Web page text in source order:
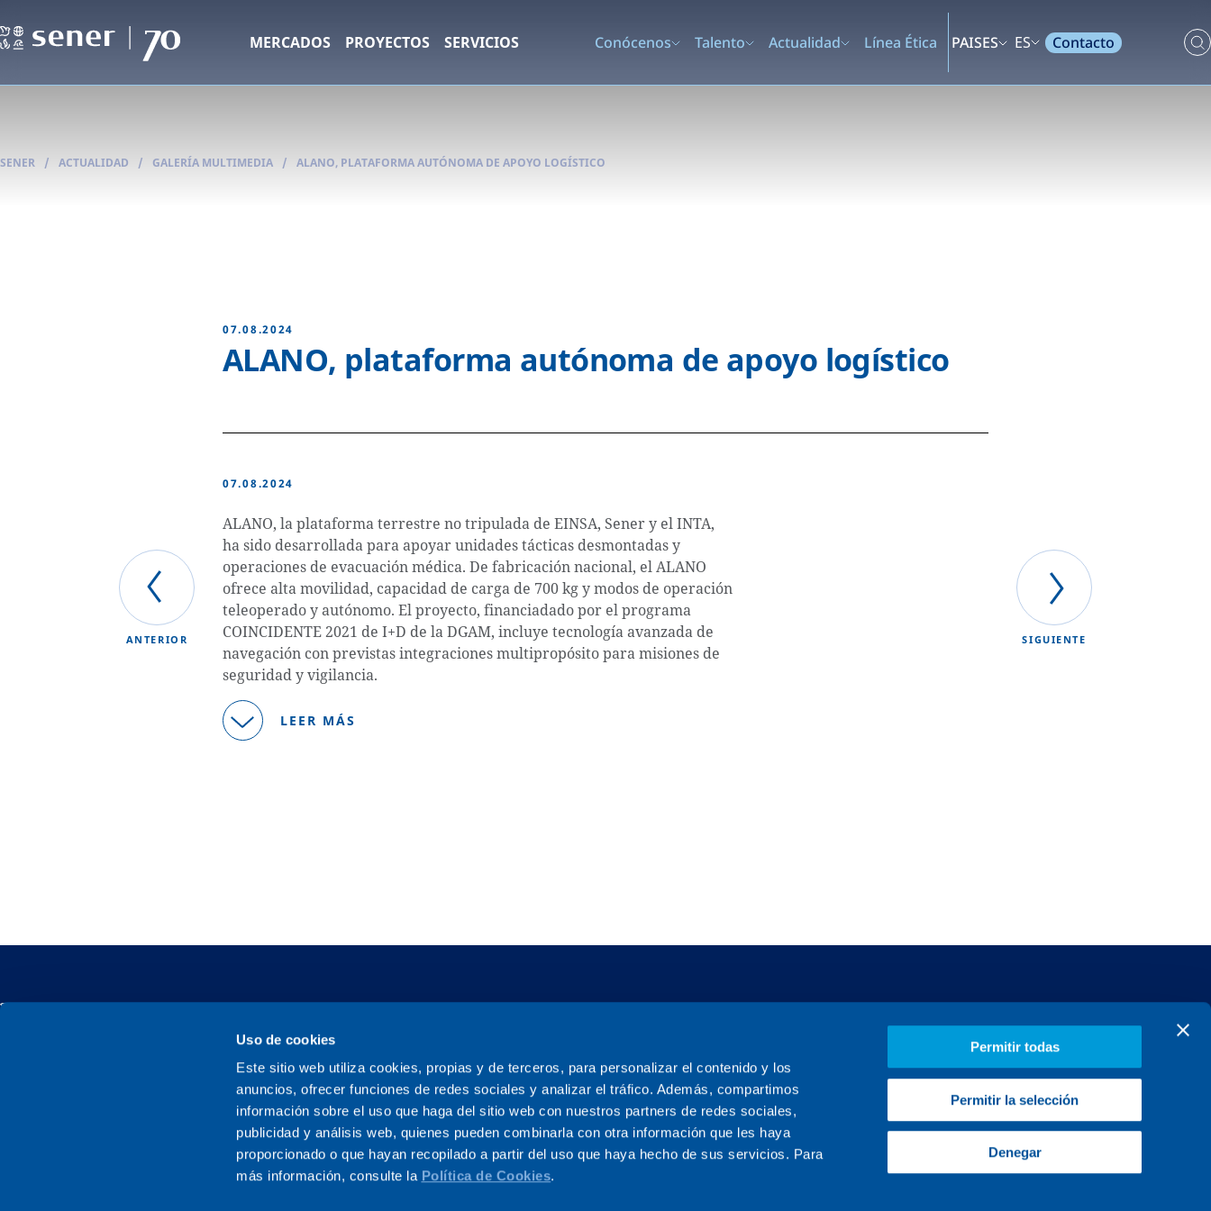
Uso de cookies
Este sitio web utiliza cookies, propias y de terceros, para personalizar el contenido y los
anuncios, ofrecer funciones de redes sociales y analizar el tráfico. Además, compartimos
información sobre el uso que haga del sitio web con nuestros partners de redes sociales,
publicidad y análisis web, quienes pueden combinarla con otra información que les haya
proporcionado o que hayan recopilado a partir del uso que haya hecho de sus servicios. Para
más información, consulte la Política de Cookies.
Permitir todas
Permitir la selección
Denegar
MERCADOS PROYECTOS SERVICIOS Conócenos Talento Actualidad Línea Ética PAISES ES Contacto
SENER / ACTUALIDAD / GALERÍA MULTIMEDIA / ALANO, PLATAFORMA AUTÓNOMA DE APOYO LOGÍSTICO
ANTERIOR
07.08.2024
ALANO, plataforma autónoma de apoyo logístico
07.08.2024
ALANO, la plataforma terrestre no tripulada de EINSA, Sener y el INTA,
ha sido desarrollada para apoyar unidades tácticas desmontadas y
operaciones de evacuación médica. De fabricación nacional, el ALANO
ofrece alta movilidad, capacidad de carga de 700 kg y modos de operación
teleoperado y autónomo. El proyecto, financiadado por el programa
COINCIDENTE 2021 de I+D de la DGAM, incluye tecnología avanzada de
navegación con previstas integraciones multipropósito para misiones de
seguridad y vigilancia.
LEER MÁS
SIGUIENTE
Sener, una empresa familiar
PROYECTOS
Conócenos
Actualidad
Contacto